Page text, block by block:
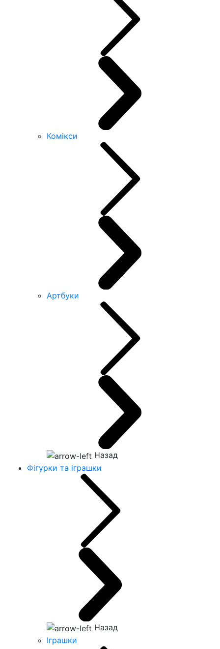
Комікси
Артбуки
Назад
Фігурки та іграшки
Назад
Іграшки